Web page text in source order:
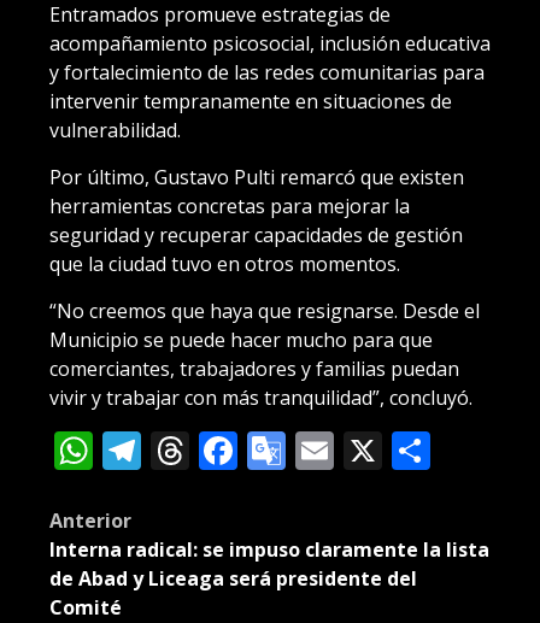
Entramados promueve estrategias de
acompañamiento psicosocial, inclusión educativa
y fortalecimiento de las redes comunitarias para
intervenir tempranamente en situaciones de
vulnerabilidad.
Por último, Gustavo Pulti remarcó que existen
herramientas concretas para mejorar la
seguridad y recuperar capacidades de gestión
que la ciudad tuvo en otros momentos.
“No creemos que haya que resignarse. Desde el
Municipio se puede hacer mucho para que
comerciantes, trabajadores y familias puedan
vivir y trabajar con más tranquilidad”, concluyó.
WhatsApp
Telegram
Threads
Facebook
Google
Email
X
Post
navigation
Anterior
Interna radical: se impuso claramente la lista
de Abad y Liceaga será presidente del
Comité